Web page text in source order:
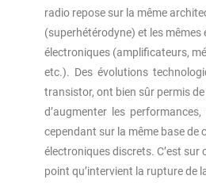
radio repose sur la même
(superhétérodyne) et les mêmes
électroniques (ampliﬁcateurs,
etc.). Des évolutions
transistor, ont bien sûr permis
d’augmenter les performances,
cependant sur la même base de
électroniques discrets. C’est sur
point qu’intervient la rupture de